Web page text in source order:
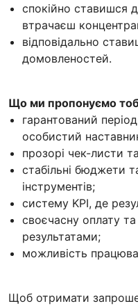
спокійно ставишся
втрачаєш
відповідально
домовленостей.
Що ми пропонуємо
гарантований
особистий
прозорі чек-листи та
стабільні бюджети
інструментів;
систему KPI, де
своєчасну оплату
результатами;
можливість
Щоб отримати